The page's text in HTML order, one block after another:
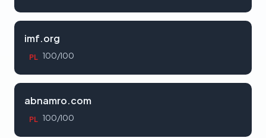
imf.org
PL 100/100
abnamro.com
PL 100/100